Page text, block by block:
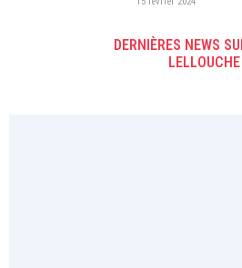
DERNIÈRES NEWS
LELLOUCHE